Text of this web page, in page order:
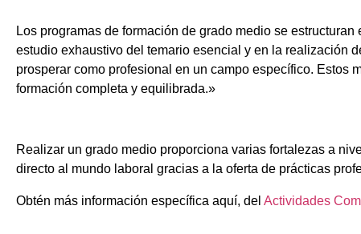
Los programas de formación de grado medio se
estudio exhaustivo del temario esencial y en la realización
prosperar como profesional en un campo específico. Estos
formación completa y equilibrada.»
Realizar un grado medio proporciona varias fortalezas a
directo al mundo laboral gracias a la oferta de prácticas
Obtén más información específica aquí, del Actividades